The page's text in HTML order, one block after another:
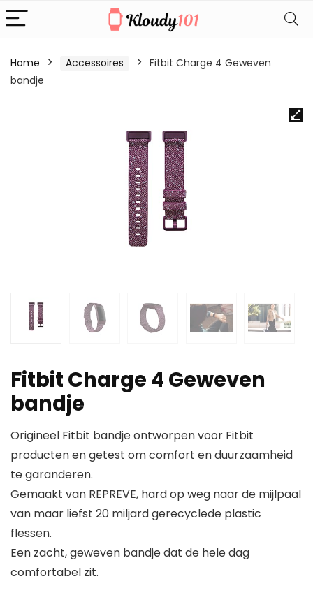
Home Accessoires
Fitbit Charge 4 Geweven
bandje
Fitbit Charge 4 Geweven
bandje
Origineel Fitbit bandje ontworpen voor Fitbit
producten en getest om comfort en duurzaamheid
te garanderen.
Gemaakt van REPREVE, hard op weg naar de mijlpaal
van maar liefst 20 miljard gerecyclede plastic
flessen.
Een zacht, geweven bandje dat de hele dag
comfortabel zit.